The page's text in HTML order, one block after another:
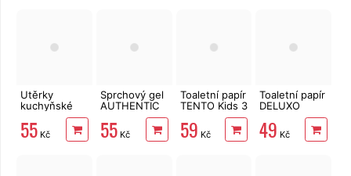
Utěrky
kuchyňské
TENTO Extra
Strong
3vrstvé, 2
55 Kč
Sprchový gel
AUTHENTIC
AROMA Red
Watermelon
400 ml
55Kč
Toaletní papír
TENTO Kids 3
vrstvý 8 rolí,
144 m
59 Kč
Toaletní papír
DELUXO
3vrstvý 8 rolí,
132 m
49 Kč